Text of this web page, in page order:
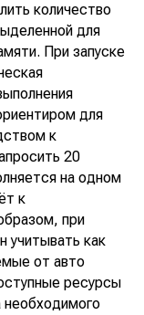
количество
для
При запуске
для
к
20
на одном
к
при
учитывать как
от авто
ресурсы